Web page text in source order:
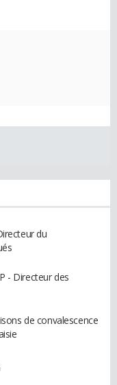
du
- Directeur des
de convalescence